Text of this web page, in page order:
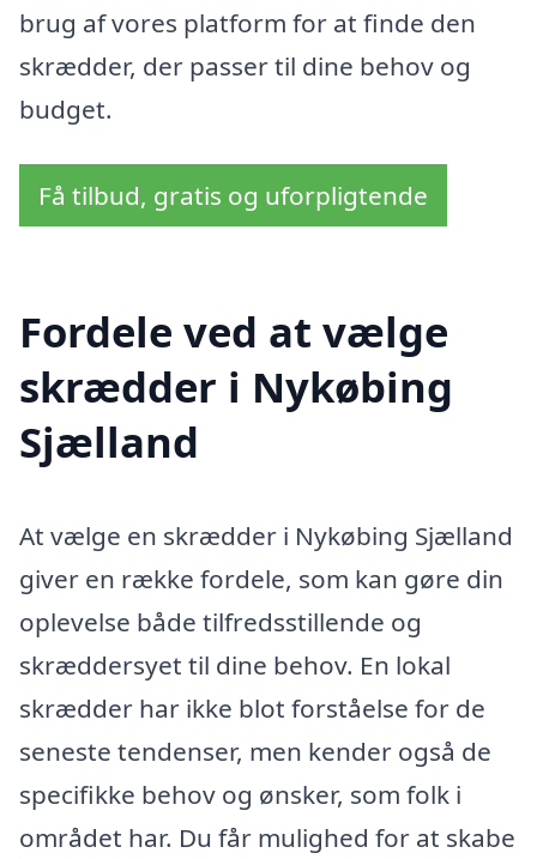
brug af vores platform for at finde den
skrædder, der passer til dine behov og
budget.
Få tilbud, gratis og uforpligtende
Fordele ved at vælge
skrædder i Nykøbing
Sjælland
At vælge en skrædder i Nykøbing Sjælland
giver en række fordele, som kan gøre din
oplevelse både tilfredsstillende og
skræddersyet til dine behov. En lokal
skrædder har ikke blot forståelse for de
seneste tendenser, men kender også de
specifikke behov og ønsker, som folk i
området har. Du får mulighed for at skabe